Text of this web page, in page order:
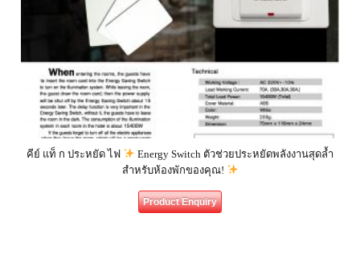
คีย์ แท็ ก ประหยัด ไฟ
Energy Switch ตัวช่วยประหยัดพลังงานสุดล้ำ
สำหรับห้องพักของคุณ!
Product Enquiry